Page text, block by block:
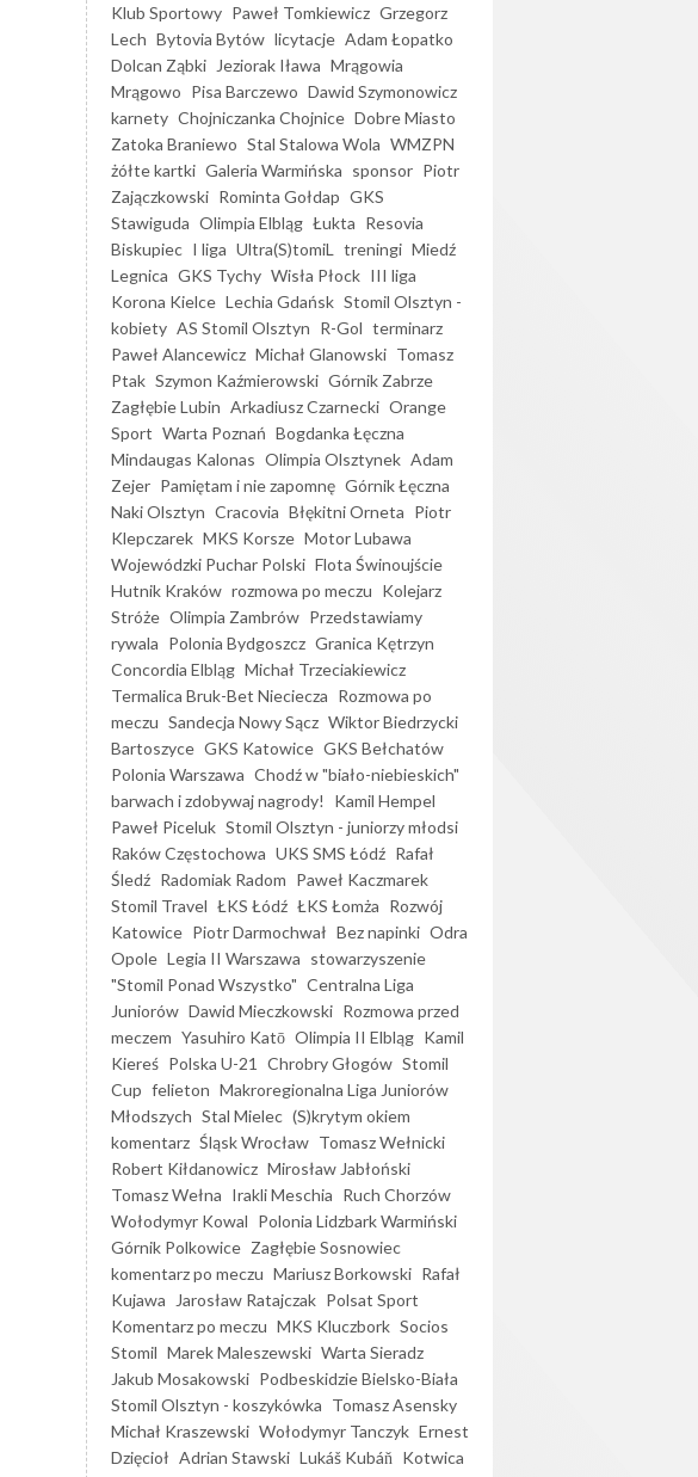
Klub Sportowy Paweł Tomkiewicz Grzegorz
Lech Bytovia Bytów licytacje Adam Łopatko
Dolcan Ząbki
Jeziorak Iława Mrągowia
Mrągowo Pisa Barczewo Dawid Szymonowicz
karnety Chojniczanka Chojnice Dobre Miasto
Zatoka Braniewo Stal Stalowa Wola WMZPN
żółte kartki Galeria Warmińska sponsor Piotr
Zajączkowski Rominta Gołdap GKS
Stawiguda Olimpia Elbląg Łukta Resovia
Biskupiec I liga Ultra(S)tomiL treningi Miedź
Legnica GKS Tychy Wisła Płock III liga
Korona Kielce Lechia Gdańsk Stomil Olsztyn -
kobiety AS Stomil Olsztyn R-Gol terminarz
Paweł Alancewicz Michał Glanowski Tomasz
Ptak Szymon Kaźmierowski Górnik Zabrze
Zagłębie Lubin Arkadiusz Czarnecki Orange
Sport Warta Poznań Bogdanka Łęczna
Mindaugas Kalonas Olimpia Olsztynek Adam
Zejer Pamiętam i nie zapomnę Górnik Łęczna
Naki Olsztyn Cracovia Błękitni Orneta Piotr
Klepczarek MKS Korsze Motor Lubawa
Wojewódzki Puchar Polski Flota Świnoujście
Hutnik Kraków rozmowa po meczu Kolejarz
Stróże Olimpia Zambrów Przedstawiamy
rywala Polonia Bydgoszcz Granica Kętrzyn
Concordia Elbląg Michał Trzeciakiewicz
Termalica Bruk-Bet Nieciecza Rozmowa po
meczu Sandecja Nowy Sącz Wiktor Biedrzycki
Bartoszyce GKS Katowice GKS Bełchatów
Polonia Warszawa Chodź w "biało-niebieskich"
barwach i zdobywaj nagrody!
Kamil Hempel
Paweł Piceluk Stomil Olsztyn - juniorzy młodsi
Raków Częstochowa UKS SMS Łódź Rafał
Śledź Radomiak Radom Paweł Kaczmarek
Stomil Travel ŁKS Łódź ŁKS Łomża Rozwój
Katowice Piotr Darmochwał Bez napinki Odra
Opole Legia II Warszawa stowarzyszenie
"Stomil Ponad Wszystko" Centralna Liga
Juniorów Dawid Mieczkowski Rozmowa przed
meczem Yasuhiro Katō Olimpia II Elbląg Kamil
Kiereś Polska U-21 Chrobry Głogów Stomil
Cup felieton Makroregionalna Liga Juniorów
Młodszych Stal Mielec (S)krytym okiem
komentarz Śląsk Wrocław Tomasz Wełnicki
Robert Kiłdanowicz Mirosław Jabłoński
Tomasz Wełna Irakli Meschia Ruch Chorzów
Wołodymyr Kowal Polonia Lidzbark Warmiński
Górnik Polkowice Zagłębie Sosnowiec
komentarz po meczu Mariusz Borkowski Rafał
Kujawa
Jarosław Ratajczak Polsat Sport
Komentarz po meczu MKS Kluczbork Socios
Stomil Marek Maleszewski Warta Sieradz
Jakub Mosakowski Podbeskidzie Bielsko-Biała
Stomil Olsztyn - koszykówka Tomasz Asensky
Michał Kraszewski Wołodymyr Tanczyk Ernest
Dzięcioł Adrian Stawski Lukáš Kubáň Kotwica